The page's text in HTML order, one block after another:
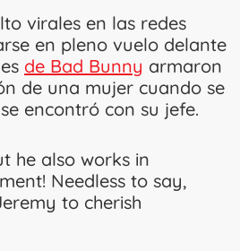
virales en las redes
en pleno vuelo delante
de Bad Bunny armaron
de una mujer cuando se
encontró con su jefe.
he also works in
Needless to say,
to cherish